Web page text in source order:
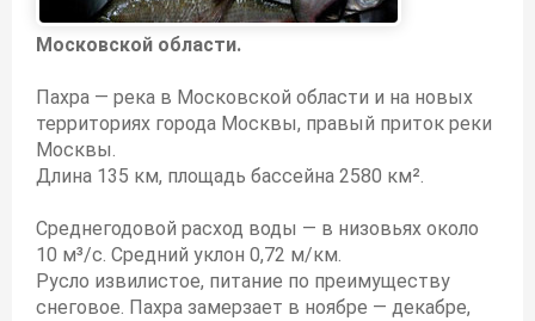
Московской области.
Пахра — река в Московской области и на новых
территориях города Москвы, правый приток реки
Москвы.
Длина 135 км, площадь бассейна 2580 км².
Среднегодовой расход воды — в низовьях около
10 м³/с. Средний уклон 0,72 м/км.
Русло извилистое, питание по преимуществу
снеговое. Пахра замерзает в ноябре — декабре,